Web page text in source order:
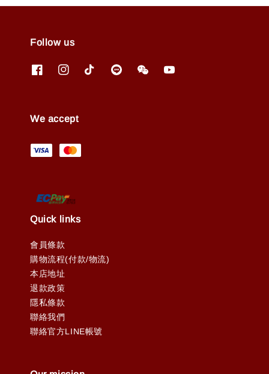
Follow us
We accept
Quick links
會員條款
購物流程(付款/物流)
本店地址
退款政策
隱私條款
聯絡我們
聯絡官方LINE帳號